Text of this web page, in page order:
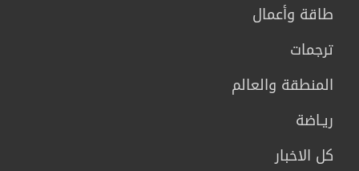
طاقة وأعمال
ترجمات
المنطقة والعالم
ريـاضة
كل الاخبار